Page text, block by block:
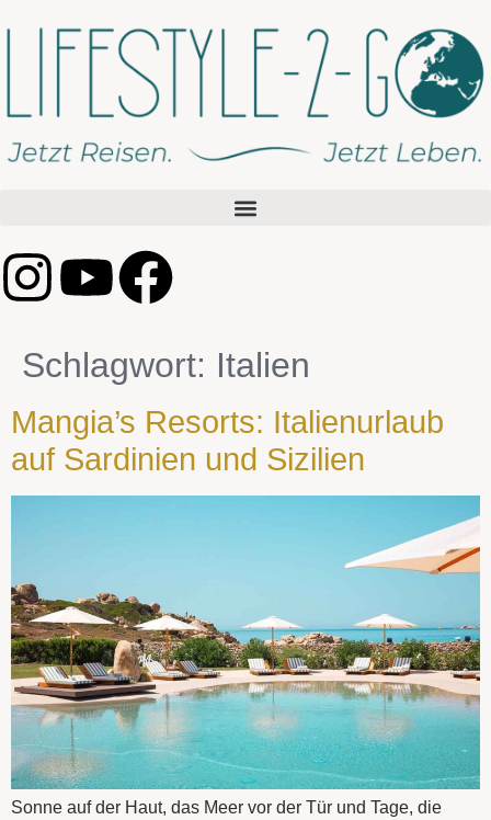
Schlagwort: Italien
Mangia’s Resorts: Italienurlaub
auf Sardinien und Sizilien
Sonne auf der Haut, das Meer vor der Tür und Tage, die